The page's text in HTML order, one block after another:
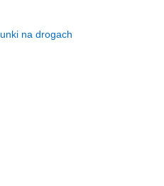
na drogach